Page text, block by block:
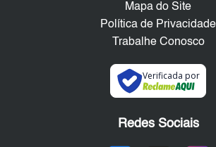
Mapa do Site
Política de Privacidade
Trabalhe Conosco
Verificada por
Redes Sociais